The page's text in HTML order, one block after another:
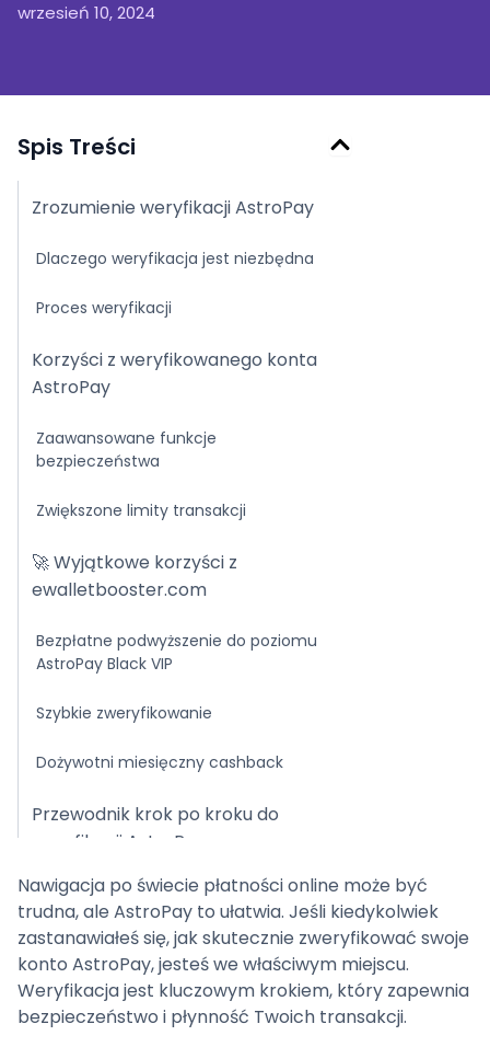
wrzesień 10, 2024
Spis Treści
Zrozumienie weryfikacji AstroPay
Dlaczego weryfikacja jest niezbędna
Proces weryfikacji
Korzyści z weryfikowanego konta
AstroPay
Zaawansowane funkcje
bezpieczeństwa
Zwiększone limity transakcji
🚀 Wyjątkowe korzyści z
ewalletbooster.com
Bezpłatne podwyższenie do poziomu
AstroPay Black VIP
Szybkie zweryfikowanie
Dożywotni miesięczny cashback
Przewodnik krok po kroku do
weryfikacji AstroPay
Krok 1: Zarejestruj swoje konto
Krok 2: Dostęp do sekcji weryfikacji
Krok 3: Prześlij informacje osobiste
Nawigacja po świecie płatności online może być
trudna, ale AstroPay to ułatwia. Jeśli kiedykolwiek
zastanawiałeś się, jak skutecznie zweryfikować swoje
konto AstroPay, jesteś we właściwym miejscu.
Weryfikacja jest kluczowym krokiem, który zapewnia
bezpieczeństwo i płynność Twoich transakcji.